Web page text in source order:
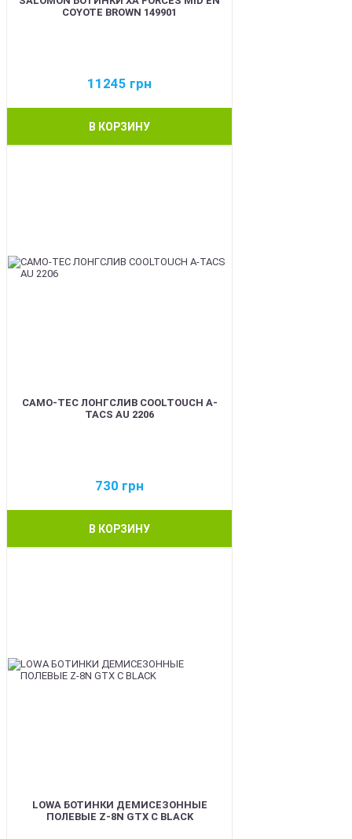
COYOTE BROWN 149901
11245 грн
В КОРЗИНУ
CAMO-TEC ЛОНГСЛИВ COOLTOUCH A-
TACS AU 2206
730 грн
В КОРЗИНУ
LOWA БОТИНКИ ДЕМИСЕЗОННЫЕ
ПОЛЕВЫЕ Z-8N GTX C BLACK